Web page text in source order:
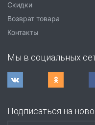
Скидки
Возврат товара
Контакты
Мы в социальных
Подписаться на